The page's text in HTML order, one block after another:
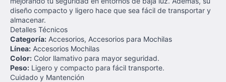
diseño compacto y ligero hace que sea fácil de transportar y
almacenar.
Detalles Técnicos
Categoría: Accesorios, Accesorios para Mochilas
Línea: Accesorios Mochilas
Color: Color llamativo para mayor seguridad.
Peso: Ligero y compacto para fácil transporte.
Cuidado y Mantención